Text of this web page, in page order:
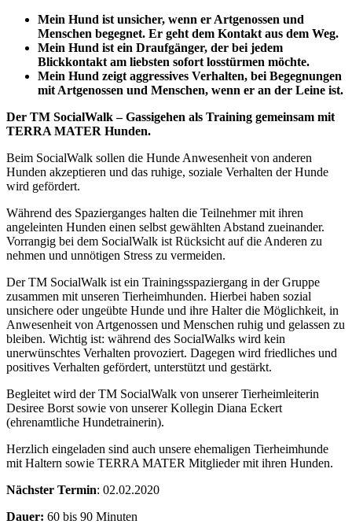
Mein Hund ist unsicher, wenn er Artgenossen und
Menschen begegnet. Er geht dem Kontakt aus dem Weg.
Mein Hund ist ein Draufgänger, der bei jedem
Blickkontakt am liebsten sofort losstürmen möchte.
Mein Hund zeigt aggressives Verhalten, bei Begegnungen
mit Artgenossen und Menschen, wenn er an der Leine ist.
Der TM SocialWalk – Gassigehen als Training gemeinsam mit
TERRA MATER Hunden.
Beim SocialWalk sollen die Hunde Anwesenheit von anderen
Hunden akzeptieren und das ruhige, soziale Verhalten der Hunde
wird gefördert.
Während des Spazierganges halten die Teilnehmer mit ihren
angeleinten Hunden einen selbst gewählten Abstand zueinander.
Vorrangig bei dem SocialWalk ist Rücksicht auf die Anderen zu
nehmen und unnötigen Stress zu vermeiden.
Der TM SocialWalk ist ein Trainingsspaziergang in der Gruppe
zusammen mit unseren Tierheimhunden. Hierbei haben sozial
unsichere oder ungeübte Hunde und ihre Halter die Möglichkeit, in
Anwesenheit von Artgenossen und Menschen ruhig und gelassen zu
bleiben. Wichtig ist: während des SocialWalks wird kein
unerwünschtes Verhalten provoziert. Dagegen wird friedliches und
positives Verhalten gefördert, unterstützt und gestärkt.
Begleitet wird der TM SocialWalk von unserer Tierheimleiterin
Desiree Borst sowie von unserer Kollegin Diana Eckert
(ehrenamtliche Hundetrainerin).
Herzlich eingeladen sind auch unsere ehemaligen Tierheimhunde
mit Haltern sowie TERRA MATER Mitglieder mit ihren Hunden.
Nächster Termin: 02.02.2020
Dauer: 60 bis 90 Minuten